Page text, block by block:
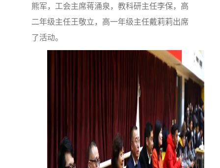
熊军，工会主席蒋涌泉，教科研主任李保，高
二年级主任王敬立，高一年级主任戴莉莉出席
了活动。